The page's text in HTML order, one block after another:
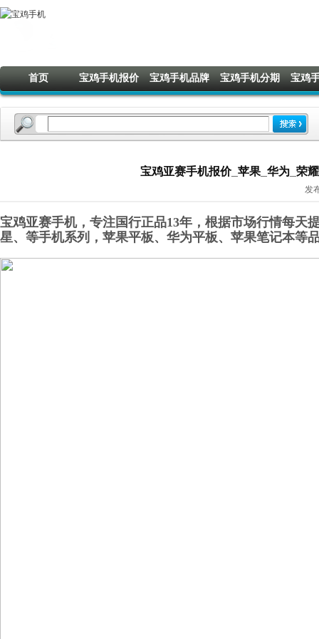
首页 宝鸡手机报价 宝鸡手机品牌 宝鸡手机分期 宝鸡
宝鸡亚赛手机报价_苹果_华为_荣
发
宝鸡亚赛手机，专注国行正品13年，根据市场行情每天
星、 等手机系列，苹果平板、华为平板、 苹果笔记本等